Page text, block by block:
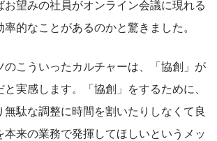
お望みの社員がオンライン会議に現れる
的なことがあるのかと驚きました。
のこういったカルチャーは、「協創」が
実感します。「協創」をするために、
駄な調整に時間を割いたりしなくて良
本来の業務で発揮してほしいというメッ